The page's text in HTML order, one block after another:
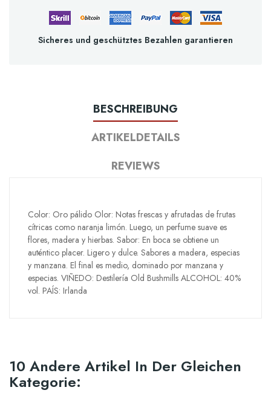
Sicheres und geschütztes Bezahlen garantieren
BESCHREIBUNG
ARTIKELDETAILS
REVIEWS
Color: Oro pálido Olor: Notas frescas y afrutadas de frutas
cítricas como naranja limón. Luego, un perfume suave es
flores, madera y hierbas. Sabor: En boca se obtiene un
auténtico placer. Ligero y dulce. Sabores a madera, especias
y manzana. El final es medio, dominado por manzana y
especias. VIÑEDO: Destilería Old Bushmills ALCOHOL: 40%
vol. PAÍS: Irlanda
10 Andere Artikel In Der Gleichen
Kategorie: